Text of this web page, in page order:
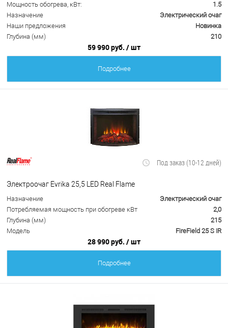
Мощность обогрева, кВт:
1.5
Назначение
Электрический очаг
Наши предложения
Новинка
Глубина (мм)
210
59 990 руб. / шт
Подробнее
Под заказ (10-12 дней)
Электроочаг Evrika 25,5 LED Real Flame
Назначение
Электрический очаг
Потребляемая мощность при обогреве кВт
2,0
Глубина (мм)
215
Модель
FireField 25 S IR
28 990 руб. / шт
Подробнее